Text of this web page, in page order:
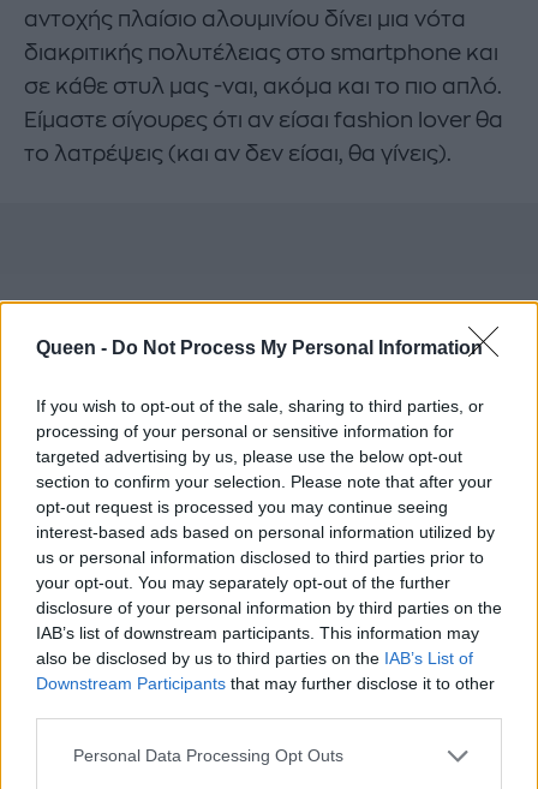
Queen - Do Not Process My Personal Information
If you wish to opt-out of the sale, sharing to third parties, or
processing of your personal or sensitive information for
targeted advertising by us, please use the below opt-out
section to confirm your selection. Please note that after your
opt-out request is processed you may continue seeing
interest-based ads based on personal information utilized by
us or personal information disclosed to third parties prior to
your opt-out. You may separately opt-out of the further
disclosure of your personal information by third parties on the
IAB’s list of downstream participants. This information may
also be disclosed by us to third parties on the IAB’s List of
Downstream Participants that may further disclose it to other
Personal Data Processing Opt Outs
αντοχής πλαίσιο αλουμινίου δίνει μια νότα
διακριτικής πολυτέλειας στο smartphone και
σε κάθε στυλ μας -ναι, ακόμα και το πιο απλό.
Είμαστε σίγουρες ότι αν είσαι fashion lover θα
το λατρέψεις (και αν δεν είσαι, θα γίνεις).